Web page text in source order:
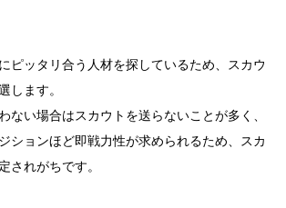
ピッタリ合う人材を探しているため、スカウ
します。
ない場合はスカウトを送らないことが多く、
ションほど即戦力性が求められるため、スカ
されがちです。